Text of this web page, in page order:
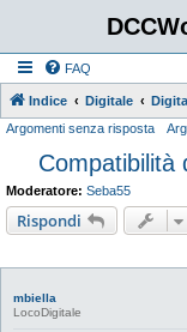
FAQ
Indice Digitale
Argomenti senza risposta
Compatibilità
Moderatore: Seba55
Rispondi
mbiella
LocoDigitale